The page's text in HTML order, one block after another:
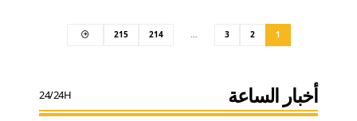
1
2
3
…
214
215
أخبار الساعة 24/24H